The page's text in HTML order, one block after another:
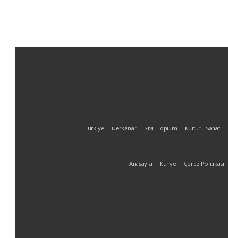
Türkiye Derkenar Sivil Toplum Kültür - Sanat
Anasayfa Künye Çerez Politikası